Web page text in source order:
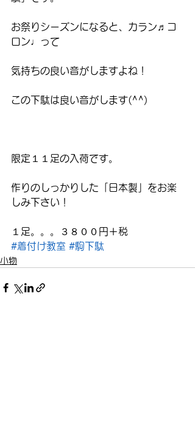
お祭りシーズンになると、カラン♬コ
ロン♩って
気持ちの良い音がしますよね！
この下駄は良い音がします(^^)
限定１１足の入荷です。
作りのしっかりした「日本製」をお楽
しみ下さい！
１足。。。３８００円＋税
#着付け教室 #駒下駄
小物